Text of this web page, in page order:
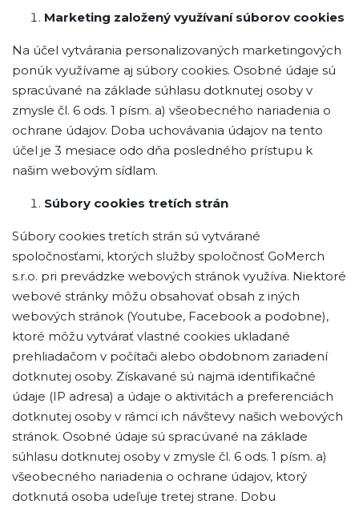
Marketing založený využívaní súborov cookies
Na účel vytvárania personalizovaných marketingových
ponúk využívame aj súbory cookies. Osobné údaje sú
spracúvané na základe súhlasu dotknutej osoby v
zmysle čl. 6 ods. 1 písm. a) všeobecného nariadenia o
ochrane údajov. Doba uchovávania údajov na tento
účel je 3 mesiace odo dňa posledného prístupu k
našim webovým sídlam.
Súbory cookies tretích strán
Súbory cookies tretích strán sú vytvárané
spoločnosťami, ktorých služby spoločnosť GoMerch
s.r.o. pri prevádzke webových stránok využíva. Niektoré
webové stránky môžu obsahovať obsah z iných
webových stránok (Youtube, Facebook a podobne),
ktoré môžu vytvárať vlastné cookies ukladané
prehliadačom v počítači alebo obdobnom zariadení
dotknutej osoby. Získavané sú najmä identifikačné
údaje (IP adresa) a údaje o aktivitách a preferenciách
dotknutej osoby v rámci ich návštevy našich webových
stránok. Osobné údaje sú spracúvané na základe
súhlasu dotknutej osoby v zmysle čl. 6 ods. 1 písm. a)
všeobecného nariadenia o ochrane údajov, ktorý
dotknutá osoba udeľuje tretej strane. Dobu